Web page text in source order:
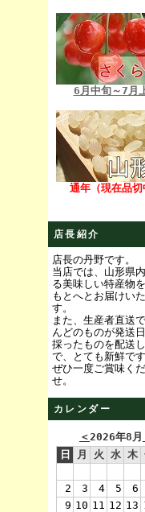
6月中旬～7月
通年（現在品切
店長紹介
店長の丹野です。
当店では、山形県
る美味しい特産物
もとへとお届けい
す。
また、生産者直送
んどのものが発送
採ったものを配送
で、とても新鮮です
ぜひ一度ご賞味く
せ。
カレンダー
＜2026年8月
日
月 火 水 木
2
3 4 5 6
9 10 11 12 13